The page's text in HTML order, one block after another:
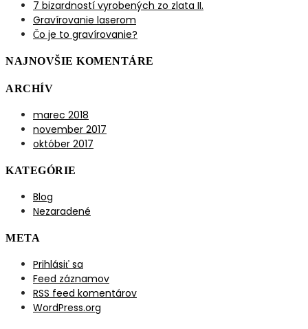
7 bizardností vyrobených zo zlata II.
Gravírovanie laserom
Čo je to gravírovanie?
NAJNOVŠIE KOMENTÁRE
ARCHÍV
marec 2018
november 2017
október 2017
KATEGÓRIE
Blog
Nezaradené
META
Prihlásiť sa
Feed záznamov
RSS feed komentárov
WordPress.org